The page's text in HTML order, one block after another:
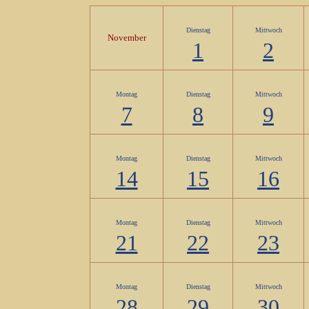
November
Dienstag
1
Mittwoch
2
Montag
7
Dienstag
8
Mittwoch
9
Montag
14
Dienstag
15
Mittwoch
16
Montag
21
Dienstag
22
Mittwoch
23
Montag Dienstag Mittwoch